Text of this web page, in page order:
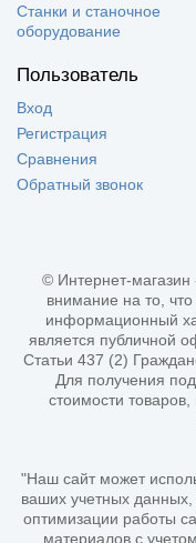
Станки и станочное
оборудование
Пользователь
Вход
Регистрация
Сравнения
Обратный звонок
© Интернет-
внимание на то,
информационный
является публичной
Статьи 437 (2)
Для получения
стоимости
"Наш сайт может
ваших учетных данных,
оптимизации работы
материалов с